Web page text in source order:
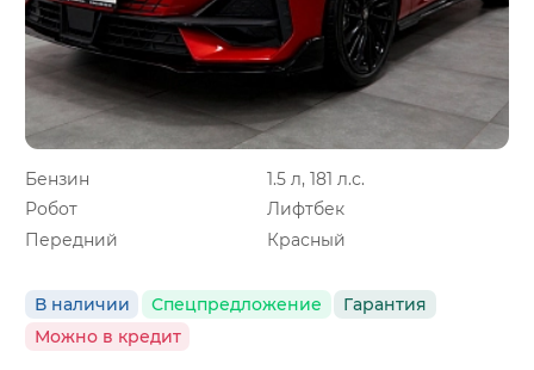
Бензин
1.5 л, 181 л.с.
Робот
Лифтбек
Передний
Красный
В наличии Спецпредложение
Гарантия
Можно в кредит